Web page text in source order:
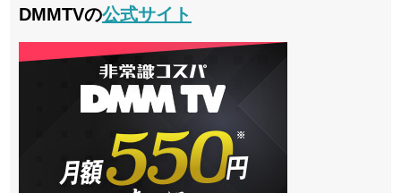
DMMTVの公式サイト